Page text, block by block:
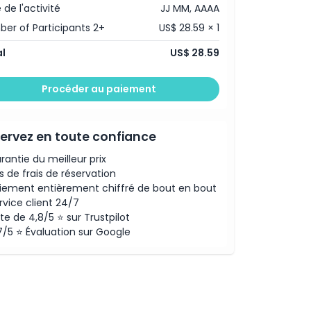
de l'activité
JJ MM, AAAA
of Participants 2+
US$ 28.59 × 1
US$ 28.59
Procéder au paiement
en toute confiance
du meilleur prix
de frais de réservation
entièrement chiffré de bout en bout
client 24/7
de 4,8/5 ⭐ sur Trustpilot
5 ⭐ Évaluation sur Google